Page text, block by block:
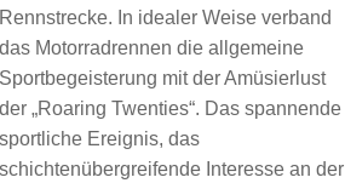
Rennstrecke. In idealer Weise verband
das Motorradrennen die allgemeine
Sportbegeisterung mit der Amüsierlust
der „Roaring Twenties“. Das spannende
sportliche Ereignis, das
schichtenübergreifende Interesse an der